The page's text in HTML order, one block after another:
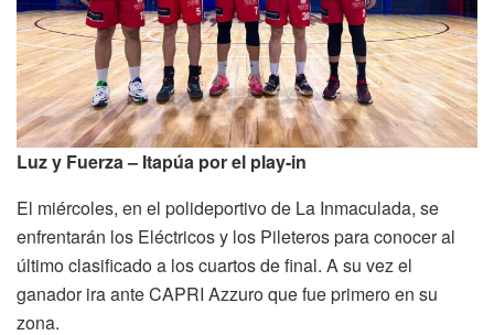
Luz y Fuerza – Itapúa por el play-in
El miércoles, en el polideportivo de La Inmaculada, se
enfrentarán los Eléctricos y los Pileteros para conocer al
último clasificado a los cuartos de final. A su vez el
ganador ira ante CAPRI Azzuro que fue primero en su
zona.